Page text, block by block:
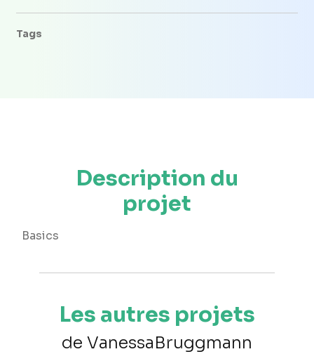
Tags
Description du
projet
Basics
Les autres projets
de VanessaBruggmann